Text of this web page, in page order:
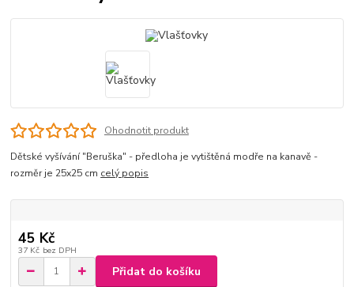
Ohodnotit produkt
Dětské vyšívání "Beruška" - předloha je vytištěná modře na kanavě -
rozměr je 25x25 cm celý popis
45 Kč
37 Kč bez DPH
Přidat do košíku